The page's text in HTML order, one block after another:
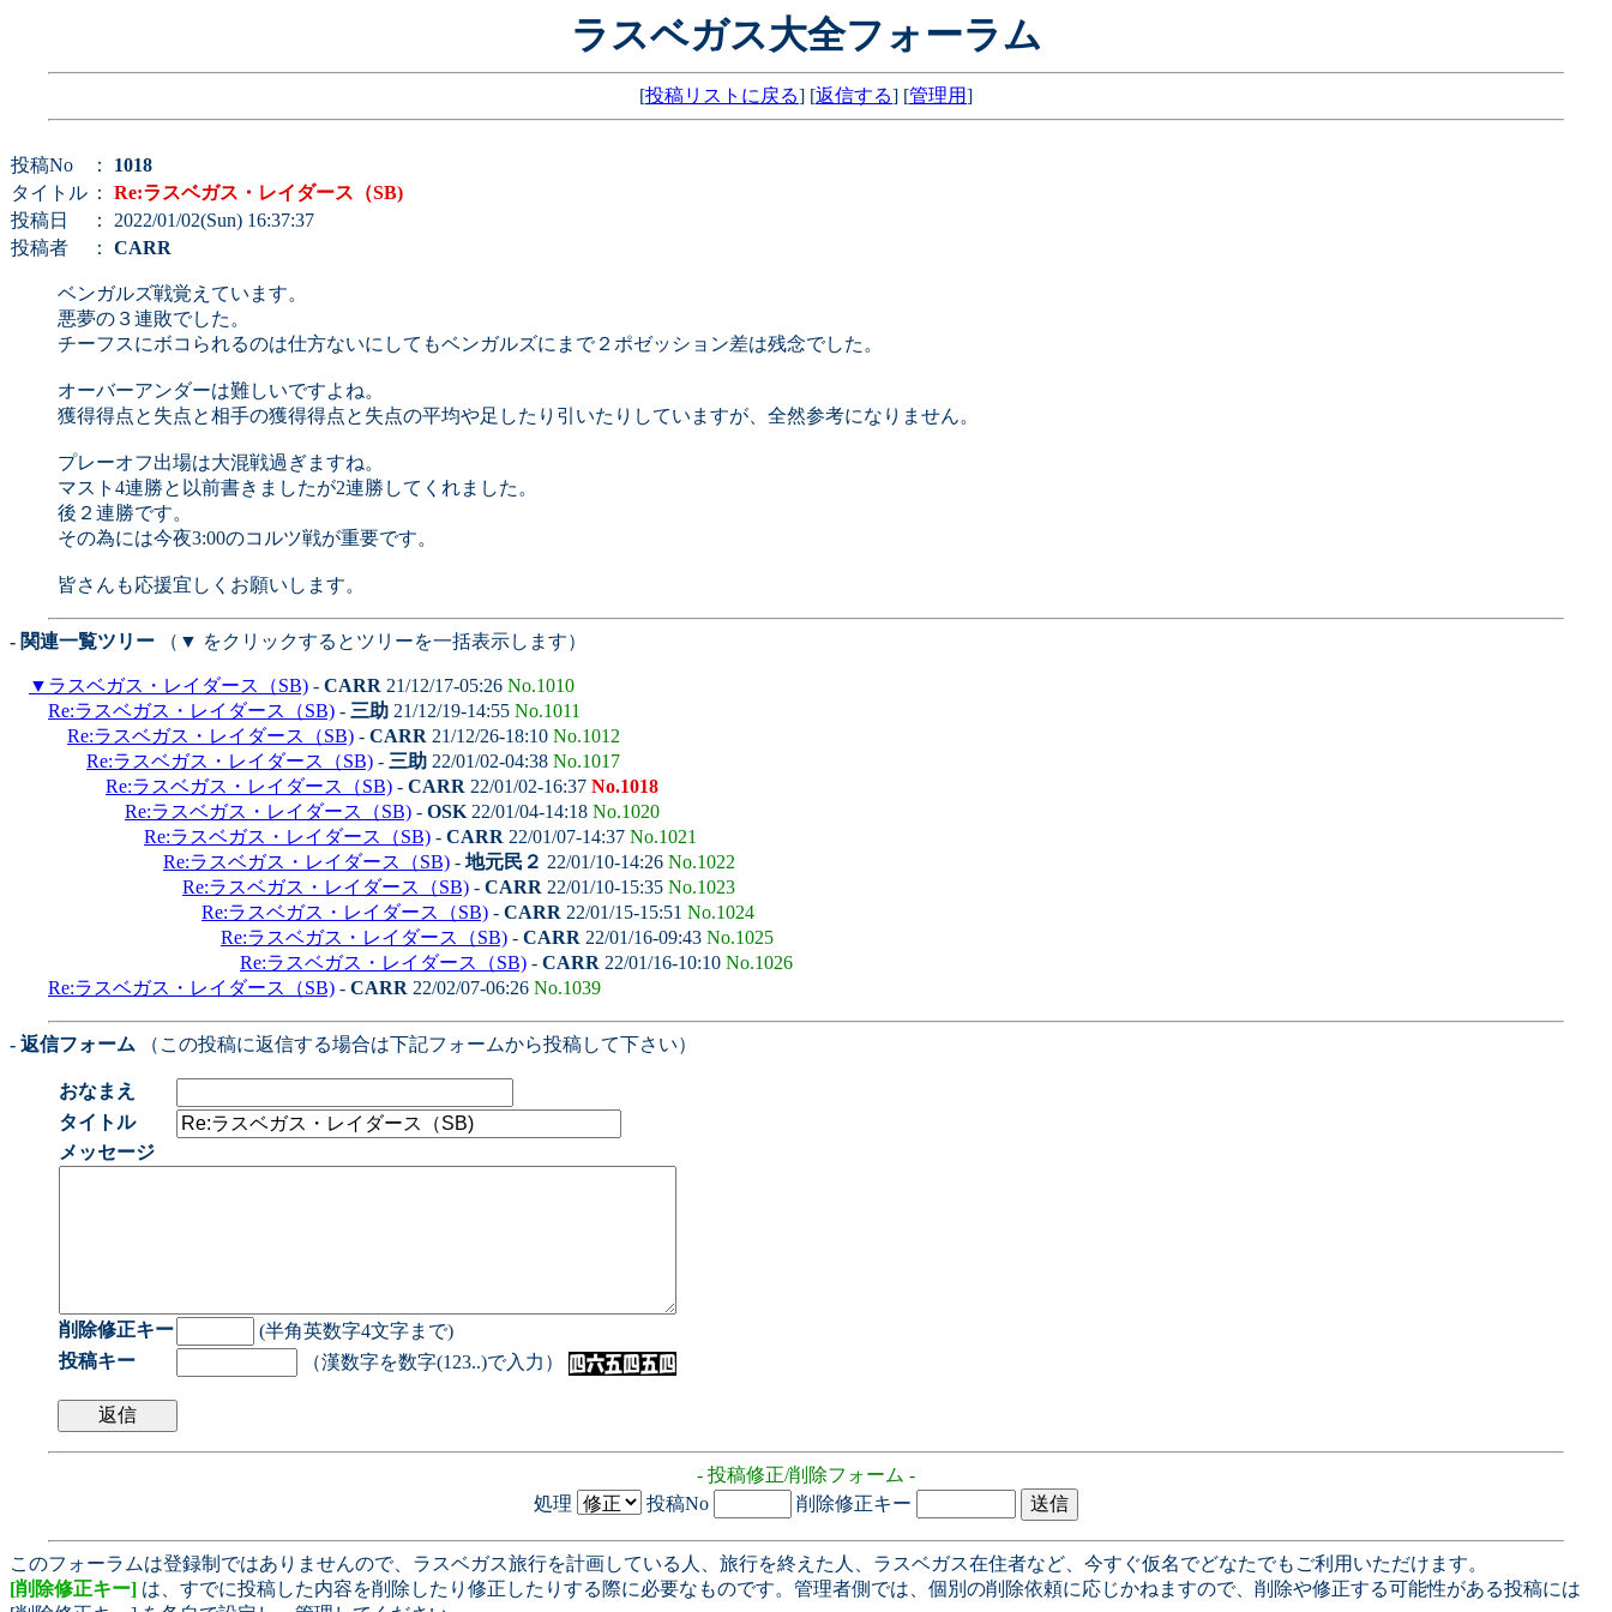
ラスベガス大全フォーラム
[投稿リストに戻る] [返信する] [管理用]
投稿No ： 1018
タイトル ： Re:ラスベガス・レイダース（SB)
投稿日
： 2022/01/02(Sun) 16:37:37
投稿者
： CARR
ベンガルズ戦覚えています。
悪夢の３連敗でした。
チーフスにボコられるのは仕方ないにしてもベンガルズにまで２ポゼッション差は残念でした。
オーバーアンダーは難しいですよね。
獲得得点と失点と相手の獲得得点と失点の平均や足したり引いたりしていますが、全然参考になりません。
プレーオフ出場は大混戦過ぎますね。
マスト4連勝と以前書きましたが2連勝してくれました。
後２連勝です。
その為には今夜3:00のコルツ戦が重要です。
皆さんも応援宜しくお願いします。
- 関連一覧ツリー （▼ をクリックするとツリーを一括表示します）
▼ ラスベガス・レイダース（SB) - CARR 21/12/17-05:26 No.1010
Re:ラスベガス・レイダース（SB) - 三助 21/12/19-14:55 No.1011
Re:ラスベガス・レイダース（SB) - CARR 21/12/26-18:10 No.1012
Re:ラスベガス・レイダース（SB) - 三助 22/01/02-04:38 No.1017
Re:ラスベガス・レイダース（SB) - CARR 22/01/02-16:37 No.1018
Re:ラスベガス・レイダース（SB) - OSK 22/01/04-14:18 No.1020
Re:ラスベガス・レイダース（SB) - CARR 22/01/07-14:37 No.1021
Re:ラスベガス・レイダース（SB) - 地元民２ 22/01/10-14:26 No.1022
Re:ラスベガス・レイダース（SB) - CARR 22/01/10-15:35 No.1023
Re:ラスベガス・レイダース（SB) - CARR 22/01/15-15:51 No.1024
Re:ラスベガス・レイダース（SB) - CARR 22/01/16-09:43 No.1025
Re:ラスベガス・レイダース（SB) - CARR 22/01/16-10:10 No.1026
Re:ラスベガス・レイダース（SB) - CARR 22/02/07-06:26 No.1039
- 返信フォーム （この投稿に返信する場合は下記フォームから投稿して下さい）
おなまえ
タイトル
メッセージ
削除修正キー
(半角英数字4文字まで)
投稿キー
（漢数字を数字(123..)で入力）
- 投稿修正/削除フォーム -
処理
投稿No 削除修正キー
このフォーラムは登録制ではありませんので、ラスベガス旅行を計画している人、旅行を終えた人、ラスベガス在住者など、今すぐ仮名でどなたでもご利用いただけます。
[削除修正キー] は、すでに投稿した内容を削除したり修正したりする際に必要なものです。管理者側では、個別の削除依頼に応じかねますので、削除や修正する可能性がある投稿には